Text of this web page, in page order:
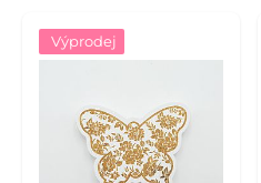
Výprodej